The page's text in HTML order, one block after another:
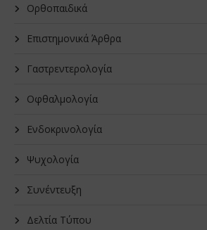
Oρθοπαιδικά
Επιστημονικά Άρθρα
Γαστρεντερολογία
Οφθαλμολογία
Ενδοκρινολογία
Ψυχολογία
Συνέντευξη
Δελτία Τύπου